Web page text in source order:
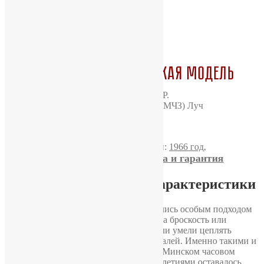
Часы «Луч» классическая модель
Метки: 1966 год,
Доставка, оплата и гарантия
Подробное описание и характеристики
всегда отличались особым подходом
к дизайну. В них редко делали ставку на броскость или
сложный декор, но даже простые модели умели цеплять
взгляд за счет формы, пропорций и деталей. Именно такими и
получились эти часы, выпущенные на Минском часовом
заводе — предприятии, которое десятилетиями оставалось